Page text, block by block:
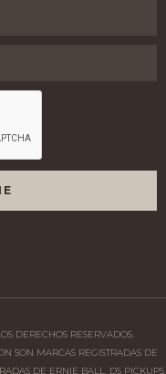
DERECHOS RESERVADOS.
SON MARCAS REGISTRADAS DE
DE ERNIE BALL. DS PICKUPS